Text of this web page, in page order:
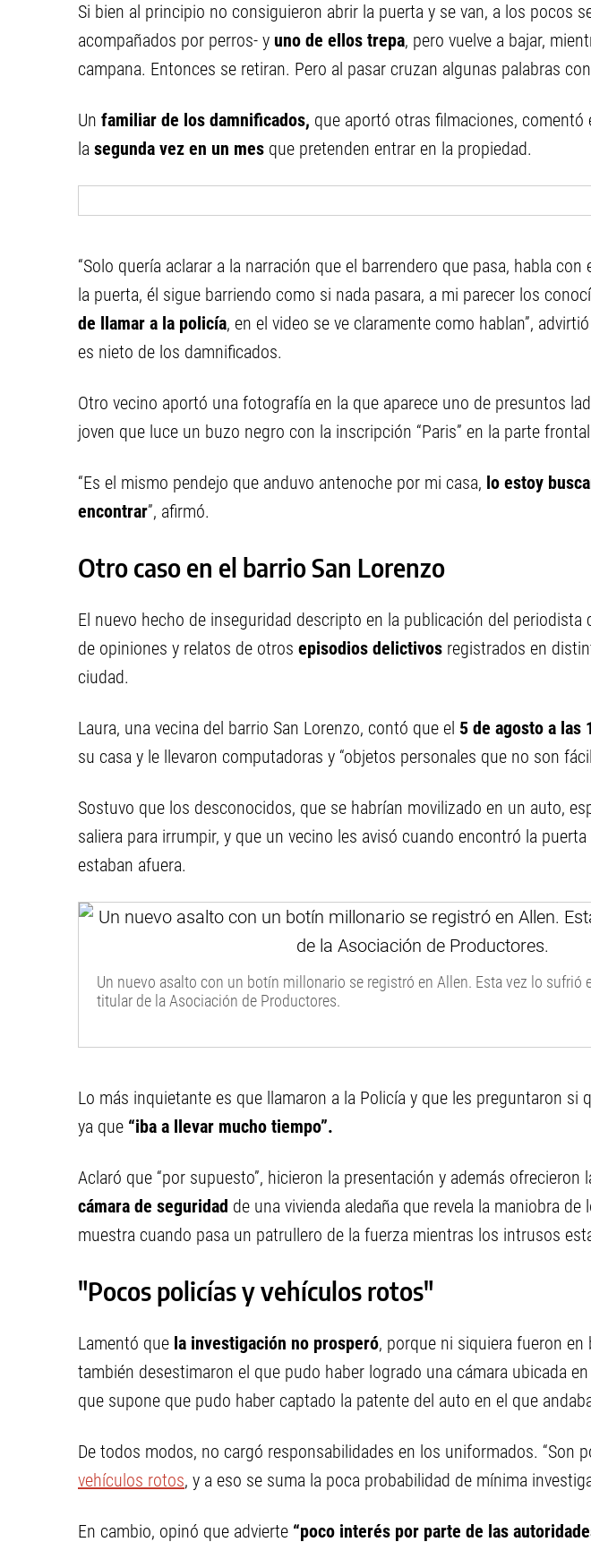
Si bien al principio no consiguieron abrir la puerta y se van, a los pocos
acompañados por perros- y uno de ellos trepa, pero vuelve a bajar,
campana. Entonces se retiran. Pero al pasar cruzan algunas palabras
Un familiar de los damnificados, que aportó otras filmaciones, comentó
la segunda vez en un mes que pretenden entrar en la propiedad.
“Solo quería aclarar a la narración que el barrendero que pasa, habla
la puerta, él sigue barriendo como si nada pasara, a mi parecer los
de llamar a la policía, en el video se ve claramente como hablan”,
es nieto de los damnificados.
Otro vecino aportó una fotografía en la que aparece uno de presuntos
joven que luce un buzo negro con la inscripción “Paris” en la parte
“Es el mismo pendejo que anduvo antenoche por mi casa, lo estoy
encontrar”, afirmó.
Otro caso en el barrio San Lorenzo
El nuevo hecho de inseguridad descripto en la publicación del
de opiniones y relatos de otros episodios delictivos registrados en
ciudad.
Laura, una vecina del barrio San Lorenzo, contó que el 5 de agosto a las
su casa y le llevaron computadoras y “objetos personales que no son
Sostuvo que los desconocidos, que se habrían movilizado en un auto,
saliera para irrumpir, y que un vecino les avisó cuando encontró la
estaban afuera.
Un nuevo asalto con un botín millonario se registró en Allen. Esta vez lo sufrió
titular de la Asociación de Productores.
Lo más inquietante es que llamaron a la Policía y que les preguntaron si
ya que “iba a llevar mucho tiempo”.
Aclaró que “por supuesto”, hicieron la presentación y además ofrecieron
cámara de seguridad de una vivienda aledaña que revela la maniobra de
muestra cuando pasa un patrullero de la fuerza mientras los intrusos
"Pocos policías y vehículos rotos"
Lamentó que la investigación no prosperó, porque ni siquiera fueron en
también desestimaron el que pudo haber logrado una cámara ubicada
que supone que pudo haber captado la patente del auto en el que
De todos modos, no cargó responsabilidades en los uniformados. “Son
vehículos rotos, y a eso se suma la poca probabilidad de mínima
En cambio, opinó que advierte “poco interés por parte de las